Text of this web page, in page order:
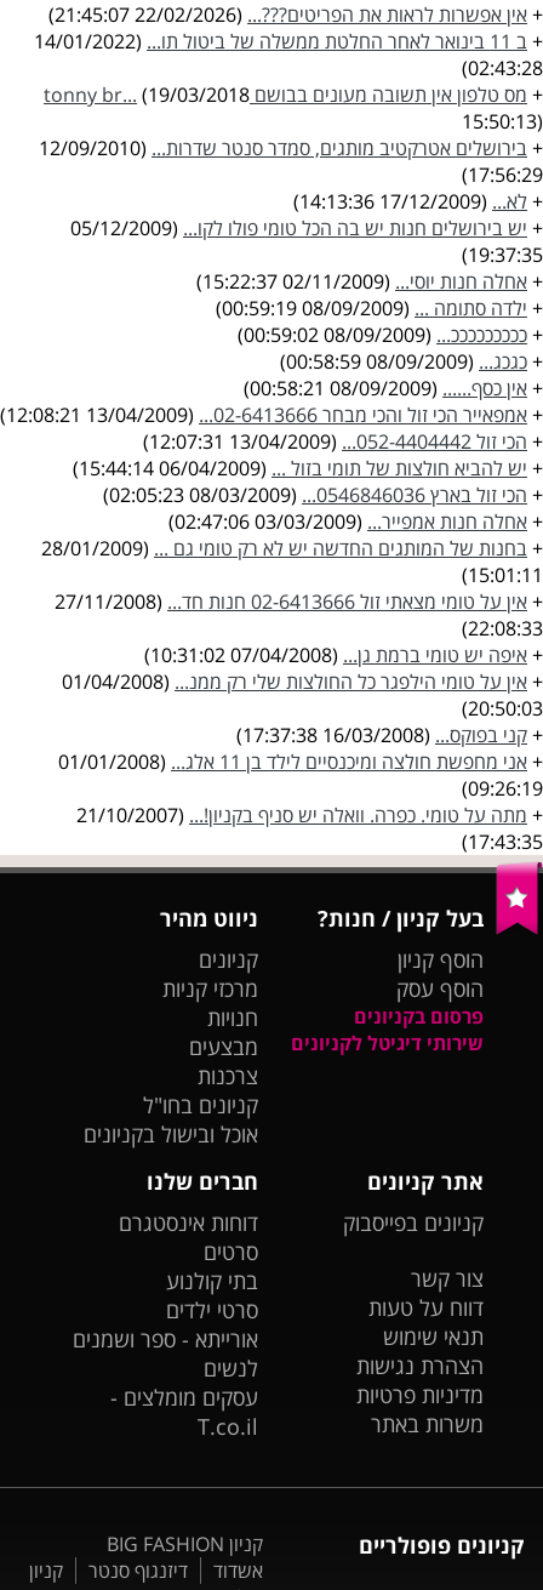
+אין אפשרות לראות את הפריטים???... (22/02/2026 21:45:07)
+ב 11 בינואר לאחר החלטת ממשלה של ביטול תו...
(14/01/2022
02:43:28)
+ מס טלפון אין תשובה מעונים בבושם tonny br... (19/03/2018
15:50:13)
+בירושלים אטרקטיב מותגים, סמדר סנטר שדרות... (12/09/2010
17:56:29)
+לא... (17/12/2009 14:13:36)
+ יש בירושלים חנות יש בה הכל טומי פולו לקו... (05/12/2009
19:37:35)
+אחלה חנות יוסי... (02/11/2009 15:22:37)
+ ילדה סתומה ... (08/09/2009 00:59:19)
+כככככככככ... (08/09/2009 00:59:02)
+כגכג... (08/09/2009 00:58:59)
+אין כסף...... (08/09/2009 00:58:21)
+אמפאייר הכי זול והכי מבחר 02-6413666...
(13/04/2009 12:08:21)
+ הכי זול 052-4404442...
(13/04/2009 12:07:31)
+ יש להביא חולצות של תומי בזול ... (06/04/2009 15:44:14)
+ הכי זול בארץ 0546846036...
(08/03/2009 02:05:23)
+אחלה חנות אמפייר... (03/03/2009 02:47:06)
+בחנות של המותגים החדשה יש לא רק טומי גם ... (28/01/2009
15:01:11)
+אין על טומי מצאתי זול 02-6413666 חנות חד...
(27/11/2008
22:08:33)
+איפה יש טומי ברמת גן... (07/04/2008 10:31:02)
+אין על טומי הילפגר כל החולצות שלי רק ממנ... (01/04/2008
20:50:03)
+קני בפוקס... (16/03/2008 17:37:38)
+אני מחפשת חולצה ומיכנסיים לילד בן 11 אלג...
(01/01/2008
09:26:19)
+ מתה על טומי. כפרה. וואלה יש סניף בקניון!... (21/10/2007
17:43:35)
בעל קניון / חנות?
הוסף קניון
הוסף עסק
פרסום בקניונים
שירותי דיגיטל לקניונים
ניווט מהיר
קניונים
מרכזי קניות
חנויות
מבצעים
צרכנות
קניונים בחו"ל
אוכל ובישול בקניונים
אתר קניונים
קניונים בפייסבוק
צור קשר
דווח על טעות
תנאי שימוש
הצהרת נגישות
מדיניות פרטיות
משרות באתר
חברים שלנו
דוחות אינסטגרם
סרטים
בתי קולנוע
סרטי ילדים
אורייתא - ספר ושמנים
לנשים
עסקים מומלצים -
T.co.il
קניונים פופולריים
קניון BIG FASHION
אשדוד
דיזנגוף סנטר
קניון